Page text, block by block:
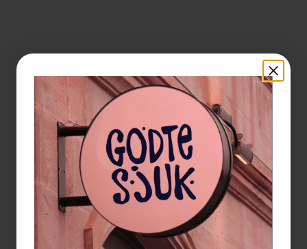
🍬
Privat eller bedrift?
Bedriftsbutikken finner du på
godtesjukbedrift.no